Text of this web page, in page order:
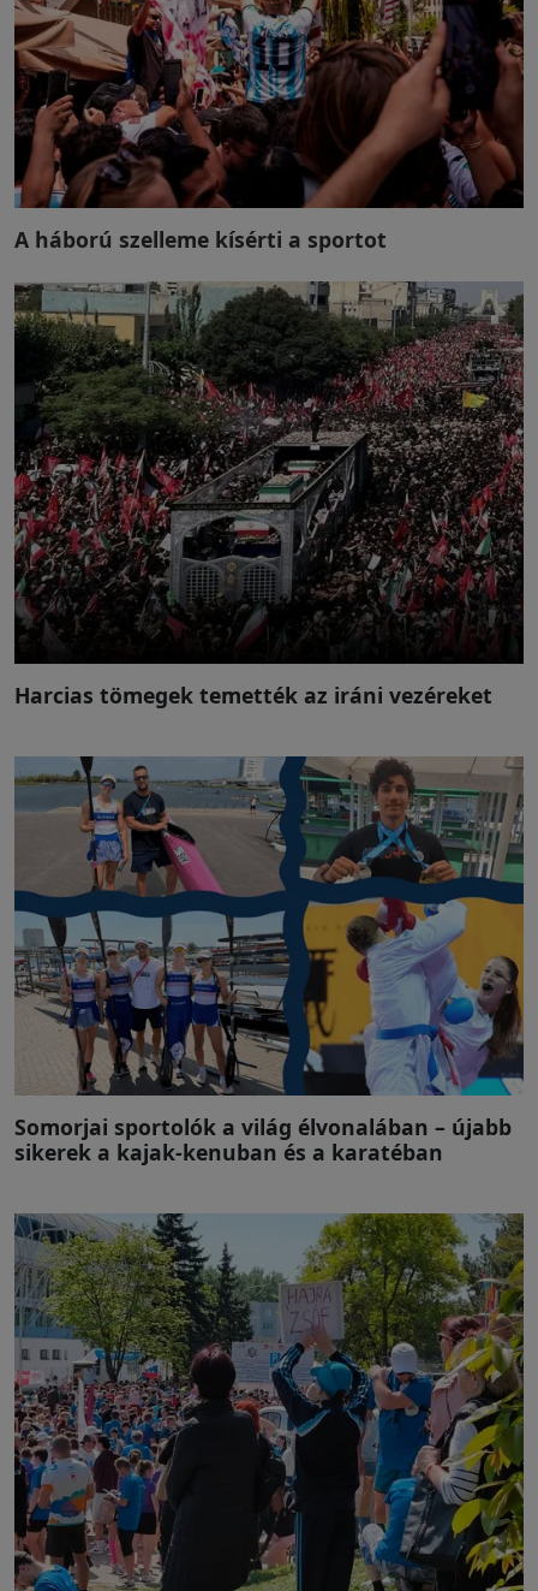
A háború szelleme kísérti a sportot
Harcias tömegek temették az iráni vezéreket
Somorjai sportolók a világ élvonalában – újabb
sikerek a kajak-kenuban és a karatéban